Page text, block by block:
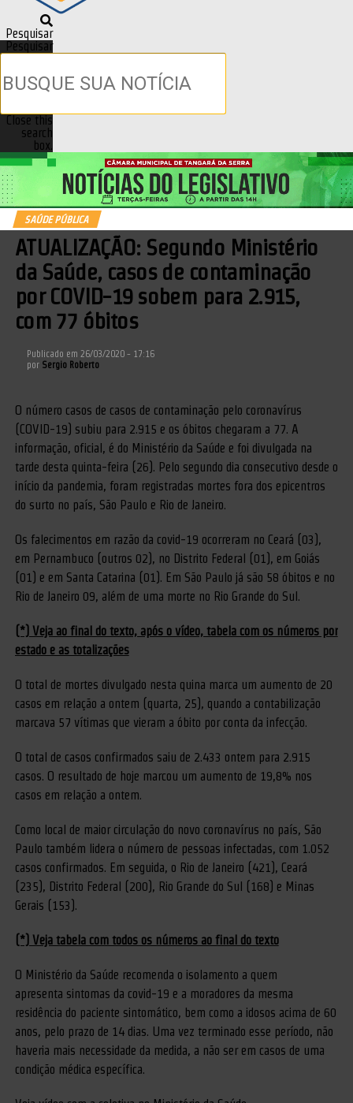
Pesquisar
Pesquisar
Close this
search
box.
SAÚDE PÚBLICA
ATUALIZAÇÃO: Segundo Ministério
da Saúde, casos de contaminação
por COVID-19 sobem para 2.915,
com 77 óbitos
Publicado em 26/03/2020 - 17:16
por Sergio Roberto
O número casos de casos de contaminação pelo coronavírus
(COVID-19) subiu para 2.915 e os óbitos chegaram a 77. A
informação, oficial, é do Ministério da Saúde e foi divulgada na
tarde desta quinta-feira (26). Pelo segundo dia consecutivo desde o
início da pandemia, foram registradas mortes fora dos epicentros
do surto no país, São Paulo e Rio de Janeiro.
Os falecimentos em razão da covid-19 ocorreram no Ceará (03),
em Pernambuco (outros 02), no Distrito Federal (01), em Goiás
(01) e em Santa Catarina (01). Em São Paulo já são 58 óbitos e no
Rio de Janeiro 09, além de uma morte no Rio Grande do Sul.
(*) Veja ao final do texto, após o vídeo, tabela com os números por
estado e as totalizações
O total de mortes divulgado nesta quina marca um aumento de 20
casos em relação a ontem (quarta, 25), quando a contabilização
marcava 57 vítimas que vieram a óbito por conta da infecção.
O total de casos confirmados saiu de 2.433 ontem para 2.915
casos. O resultado de hoje marcou um aumento de 19,8% nos
casos em relação a ontem.
Como local de maior circulação do novo coronavírus no país, São
Paulo também lidera o número de pessoas infectadas, com 1.052
casos confirmados. Em seguida, o Rio de Janeiro (421), Ceará
(235), Distrito Federal (200), Rio Grande do Sul (168) e Minas
Gerais (153).
(*) Veja tabela com todos os números ao final do texto
O Ministério da Saúde recomenda o isolamento a quem
apresenta sintomas da covid-19 e a moradores da mesma
residência do paciente sintomático, bem como a idosos acima de 60
anos, pelo prazo de 14 dias. Uma vez terminado esse período, não
haveria mais necessidade da medida, a não ser em casos de uma
condição médica específica.